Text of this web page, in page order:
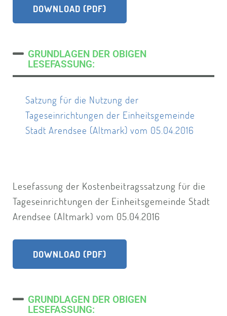
DOWNLOAD (PDF)
GRUNDLAGEN DER OBIGEN
LESEFASSUNG:
Satzung für die Nutzung der
Tageseinrichtungen der Einheitsgemeinde
Stadt Arendsee (Altmark) vom 05.04.2016
Lesefassung der Kostenbeitragssatzung für die
Tageseinrichtungen der Einheitsgemeinde Stadt
Arendsee (Altmark) vom 05.04.2016
DOWNLOAD (PDF)
GRUNDLAGEN DER OBIGEN
LESEFASSUNG: